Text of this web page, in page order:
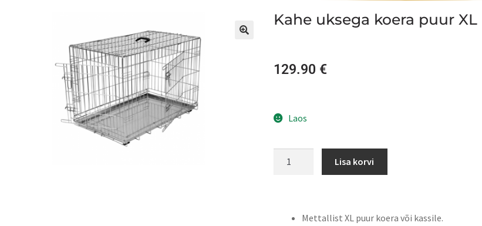
Kahe uksega koera puur XL
129.90 €
Laos
Lisa korvi
Mettallist XL puur koera või kassile.